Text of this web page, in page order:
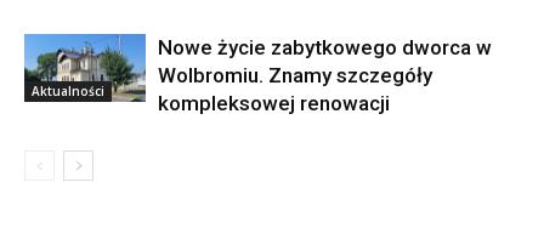
Aktualności
Nowe życie zabytkowego dworca w
Wolbromiu. Znamy szczegóły
kompleksowej renowacji